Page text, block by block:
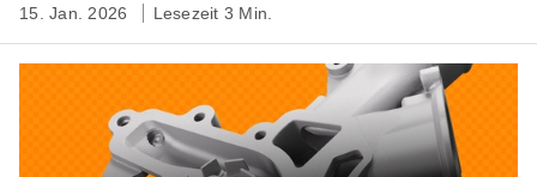
15. Jan. 2026 Lesezeit 3 Min.